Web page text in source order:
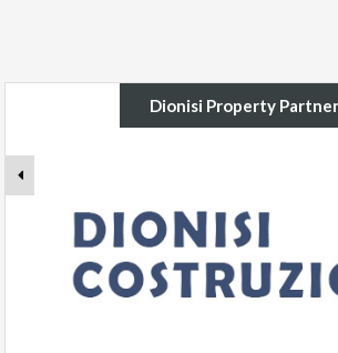
Dionisi Property